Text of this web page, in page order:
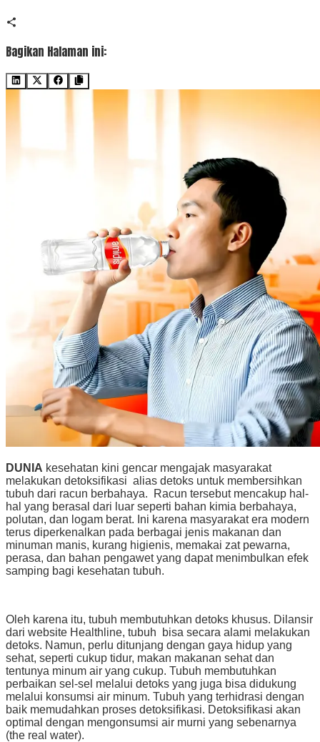
Bagikan Halaman ini:
DUNIA kesehatan kini gencar mengajak masyarakat
melakukan detoksifikasi alias detoks untuk membersihkan
tubuh dari racun berbahaya. Racun tersebut mencakup hal-
hal yang berasal dari luar seperti bahan kimia berbahaya,
polutan, dan logam berat. Ini karena masyarakat era modern
terus diperkenalkan pada berbagai jenis makanan dan
minuman manis, kurang higienis, memakai zat pewarna,
perasa, dan bahan pengawet yang dapat menimbulkan efek
samping bagi kesehatan tubuh.
Oleh karena itu, tubuh membutuhkan detoks khusus. Dilansir
dari website Healthline, tubuh bisa secara alami melakukan
detoks. Namun, perlu ditunjang dengan gaya hidup yang
sehat, seperti cukup tidur, makan makanan sehat dan
tentunya minum air yang cukup. Tubuh membutuhkan
perbaikan sel-sel melalui detoks yang juga bisa didukung
melalui konsumsi air minum. Tubuh yang terhidrasi dengan
baik memudahkan proses detoksifikasi. Detoksifikasi akan
optimal dengan mengonsumsi air murni yang sebenarnya
(the real water).